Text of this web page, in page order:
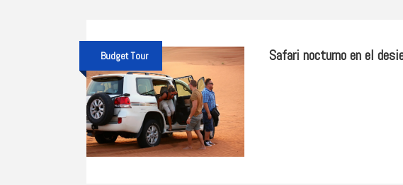
Budget Tour Safari nocturno en el